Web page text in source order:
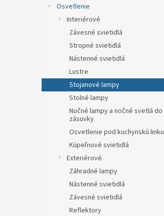
Osvetlenie
Interiérové
Závesné svietidlá
Stropné svietidlá
Nástenné svietidlá
Lustre
Stojanové lampy
Stolné lampy
Nočné lampy a nočné svetlá do
zásuvky
Osvetlenie pod kuchynskú linku
Kúpeľnové svietidlá
Exteriérové
Záhradné lampy
Nástenné svietidlá
Závesné svietidlá
Reflektory